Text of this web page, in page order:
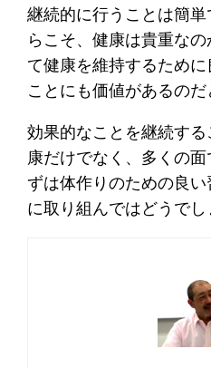
継続的に行うことは簡
らこそ、健康は貴重な
て健康を維持するため
ことにも価値があるのだ
効果的なことを継続す
康だけでなく、多くの
ずは体作りのための良
に取り組んではどうでし